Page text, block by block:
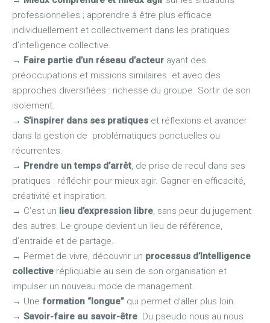
professionnelles ; apprendre à être plus efficace
individuellement et collectivement dans les pratiques
d’intelligence collective.
→ Faire partie d’un réseau d’acteur ayant des
préoccupations et missions similaires et avec des
approches diversifiées : richesse du groupe. Sortir de son
isolement.
→ S’inspirer dans ses pratiques et réflexions et avancer
dans la gestion de problématiques ponctuelles ou
récurrentes.
→ Prendre un temps d’arrêt, de prise de recul dans ses
pratiques : réfléchir pour mieux agir. Gagner en efficacité,
créativité et inspiration.
→ C’est un lieu d’expression libre, sans peur du jugement
des autres. Le groupe devient un lieu de référence,
d’entraide et de partage.
→ Permet de vivre, découvrir un processus d’Intelligence
collective répliquable au sein de son organisation et
impulser un nouveau mode de management.
→ Une formation “longue” qui permet d’aller plus loin.
→ Savoir-faire au savoir-être. Du pseudo nous au nous